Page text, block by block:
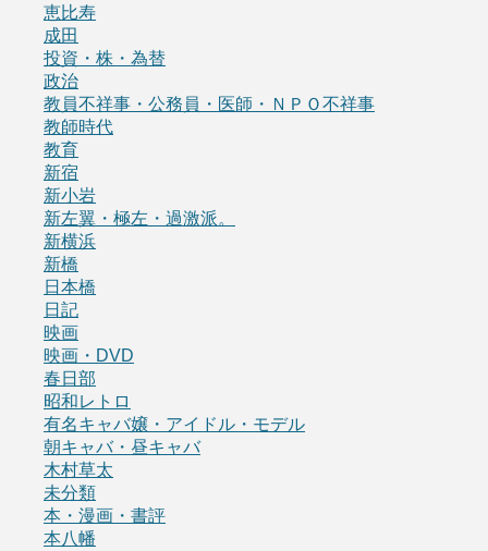
恵比寿
成田
投資・株・為替
政治
教員不祥事・公務員・医師・ＮＰＯ不祥事
教師時代
教育
新宿
新小岩
新左翼・極左・過激派。
新横浜
新橋
日本橋
日記
映画
映画・DVD
春日部
昭和レトロ
有名キャバ嬢・アイドル・モデル
朝キャバ・昼キャバ
木村草太
未分類
本・漫画・書評
本八幡